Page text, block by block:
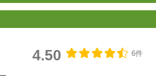
4.50 6件